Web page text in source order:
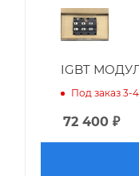
IGBT
Под заказ 3-
72 400 ₽